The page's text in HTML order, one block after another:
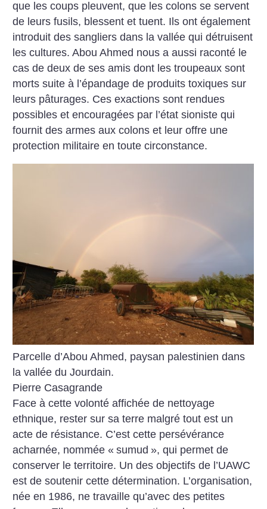
que les coups pleuvent, que les colons se servent
de leurs fusils, blessent et tuent. Ils ont également
introduit des sangliers dans la vallée qui détruisent
les cultures. Abou Ahmed nous a aussi raconté le
cas de deux de ses amis dont les troupeaux sont
morts suite à l’épandage de produits toxiques sur
leurs pâturages. Ces exactions sont rendues
possibles et encouragées par l’état sioniste qui
fournit des armes aux colons et leur offre une
protection militaire en toute circonstance.
Parcelle d’Abou Ahmed, paysan palestinien dans
la vallée du Jourdain.
Pierre Casagrande
Face à cette volonté affichée de nettoyage
ethnique, rester sur sa terre malgré tout est un
acte de résistance. C’est cette persévérance
acharnée, nommée « sumud », qui permet de
conserver le territoire. Un des objectifs de l’UAWC
est de soutenir cette détermination. L’organisation,
née en 1986, ne travaille qu’avec des petites